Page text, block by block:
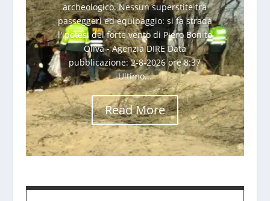
archeologico. Nessun superstite tra
passeggeri ed equipaggio: si fa strada
l'ipotesi del forte vento di Piero Bonito
Oliva - Agenzia DIRE Data
pubblicazione: 2-8-2026 ore 8:37
Ultimo...
Read More